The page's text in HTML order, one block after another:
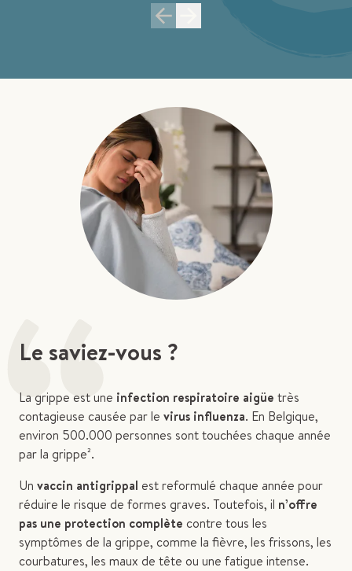
“
Le saviez-vous ?
La grippe est une infection respiratoire aigüe très
contagieuse causée par le virus influenza. En Belgique,
environ 500.000 personnes sont touchées chaque année
par la grippe².
Un vaccin antigrippal est reformulé chaque année pour
réduire le risque de formes graves. Toutefois, il n’offre
pas une protection complète contre tous les
symptômes de la grippe, comme la fièvre, les frissons, les
courbatures, les maux de tête ou une fatigue intense.